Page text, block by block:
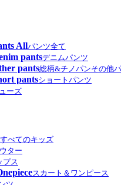
Allパンツ全て
pantsデニムパンツ
pants総柄&チノパンその他
pantsショートパンツ
ーズ
すべてのキッズ
ター
プス
スカート＆ワンピース